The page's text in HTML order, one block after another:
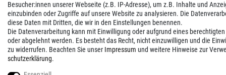
Besucher:innen unserer Webseite (z.B. IP-Adresse), um z.B. Inhalte und
einzubinden oder Zugriffe auf unsere Website zu analysieren. Die
diese Daten mit Dritten, die wir in den Einstellungen benennen.
Die Datenverarbeitung kann mit Einwilligung oder aufgrund eines
oder abgelehnt werden. Es besteht das Recht, nicht einzuwilligen und die
zu widerrufen. Beachten Sie unser Impressum und weitere Hinweise zur
schutz­erklärung.